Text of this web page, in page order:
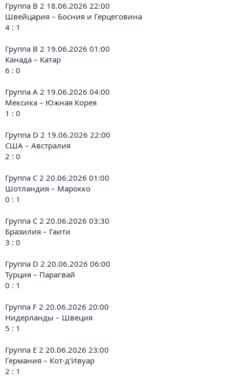
Группа B 2 18.06.2026 22:00
Швейцария – Босния и Герцеговина
4 : 1
Группа B 2 19.06.2026 01:00
Канада – Катар
6 : 0
Группа A 2 19.06.2026 04:00
Мексика – Южная Корея
1 : 0
Группа D 2 19.06.2026 22:00
США – Австралия
2 : 0
Группа C 2 20.06.2026 01:00
Шотландия – Марокко
0 : 1
Группа C 2 20.06.2026 03:30
Бразилия – Гаити
3 : 0
Группа D 2 20.06.2026 06:00
Турция – Парагвай
0 : 1
Группа F 2 20.06.2026 20:00
Нидерланды – Швеция
5 : 1
Группа E 2 20.06.2026 23:00
Германия – Кот-д'Ивуар
2 : 1